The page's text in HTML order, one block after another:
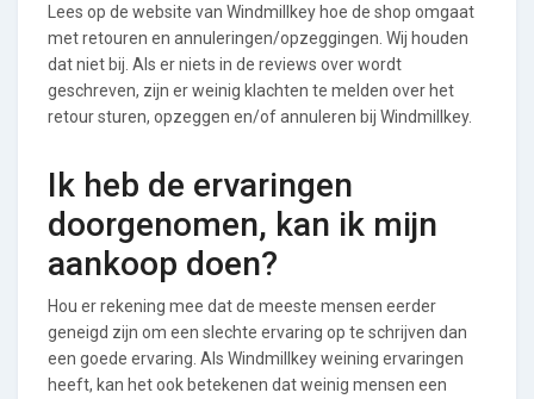
Lees op de website van Windmillkey hoe de shop omgaat
met retouren en annuleringen/opzeggingen. Wij houden
dat niet bij. Als er niets in de reviews over wordt
geschreven, zijn er weinig klachten te melden over het
retour sturen, opzeggen en/of annuleren bij Windmillkey.
Ik heb de ervaringen
doorgenomen, kan ik mijn
aankoop doen?
Hou er rekening mee dat de meeste mensen eerder
geneigd zijn om een slechte ervaring op te schrijven dan
een goede ervaring. Als Windmillkey weining ervaringen
heeft, kan het ook betekenen dat weinig mensen een